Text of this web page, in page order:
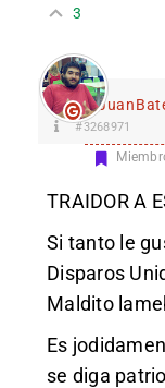
3
#3268971
TRAIDOR A
Si tanto le
Disparos
Maldito
Es
se diga